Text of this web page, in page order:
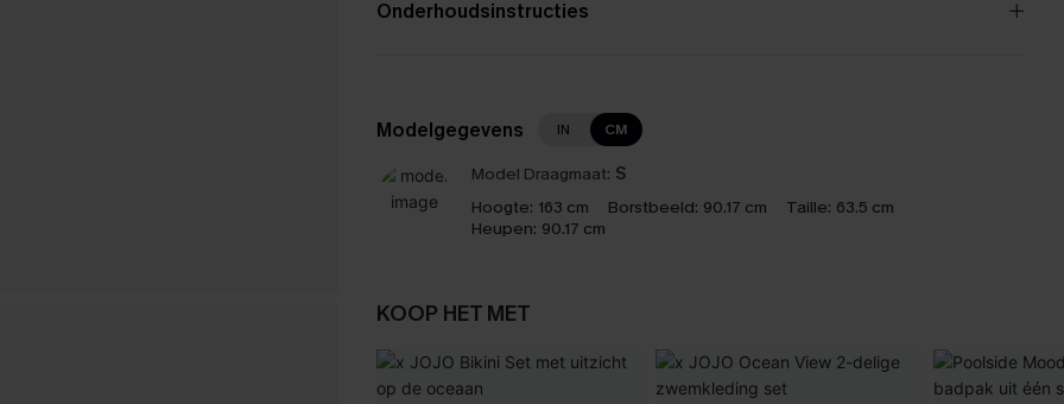
Onderhoudsinstructies
Modelgegevens IN CM
Model Draagmaat: S
Hoogte: 163 cm Borstbeeld: 90.17 cm Taille: 63.5 cm
Heupen: 90.17 cm
KOOP HET MET